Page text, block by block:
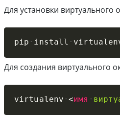
Для установки виртуального
pip install
Для создания виртуального
virtualenv <имя